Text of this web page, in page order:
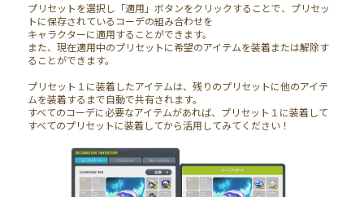
プリセットを選択し「適用」ボタンをクリックすることで、プリセッ
トに保存されているコーデの組み合わせを
キャラクターに適用することができます。
また、現在適用中のプリセットに希望のアイテムを装着または解除す
ることができます。
プリセット１に装着したアイテムは、残りのプリセットに他のアイテ
ムを装着するまで自動で共有されます。
すべてのコーデに必要なアイテムがあれば、プリセット１に装着して
すべてのプリセットに装着してから活用してみてください！